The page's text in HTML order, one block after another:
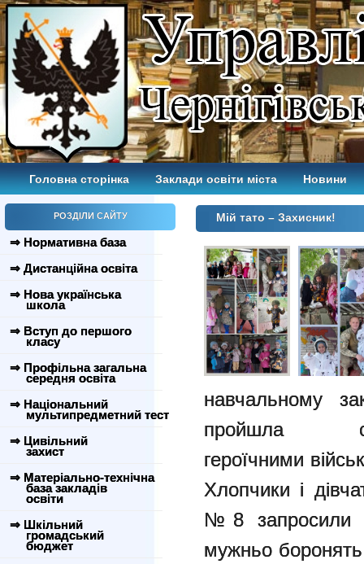
Головна сторінка Заклади освіти міста Новини
РОЗДІЛИ САЙТУ
⇒ Нормативна база
⇒ Дистанційна освіта
⇒ Нова українська
школа
⇒ Вступ до першого
класу
⇒ Профільна загальна
середня освіта
⇒ Національний
мультипредметний тест
⇒ Цивільний
захист
⇒ Матеріально-технічна
база закладів
освіти
⇒ Шкільний
громадський
бюджет
Мій тато – Захисник!
навчальному
пройшла
героїчними
Хлопчики і
№8 запросили
мужньо